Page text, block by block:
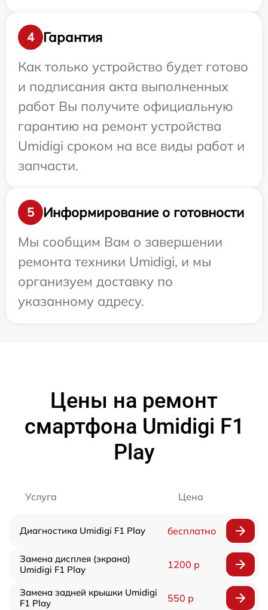
4
Гарантия
Как только устройство будет готово
и подписания акта выполненных
работ Вы получите официальную
гарантию на ремонт устройства
Umidigi сроком на все виды работ и
запчасти.
5
Информирование о готовности
Мы сообщим Вам о завершении
ремонта техники Umidigi, и мы
организуем доставку по
указанному адресу.
Цены на ремонт
смартфона Umidigi F1
Play
Услуга Цена
Диагностика Umidigi F1 Play бесплатно
Замена дисплея (экрана)
Umidigi F1 Play
1200 р
Замена задней крышки Umidigi
F1 Play
550 р